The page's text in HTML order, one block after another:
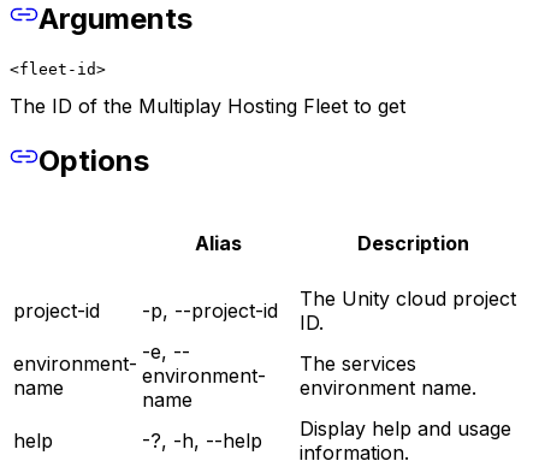
Arguments
<fleet-id>
The ID of the Multiplay Hosting Fleet to get
Options
Alias Description
project-id -p, --project-id
The Unity cloud project
ID.
environment-
name
-e, --
environment-
name
The services
environment name.
help -?, -h, --help
Display help and usage
information.